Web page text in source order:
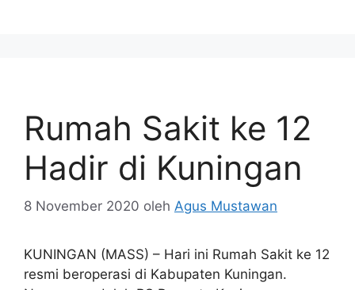
Rumah Sakit ke 12
Hadir di Kuningan
8 November 2020 oleh Agus Mustawan
KUNINGAN (MASS) – Hari ini Rumah Sakit ke 12
resmi beroperasi di Kabupaten Kuningan.